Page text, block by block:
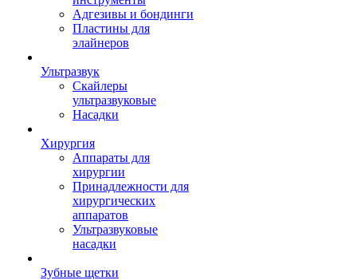
Адгезивы и бондинги
Пластины для
элайнеров
Ультразвук
Скайлеры
ультразвуковые
Насадки
Хирургия
Аппараты для
хирургии
Принадлежности для
хирургических
аппаратов
Ультразвуковые
насадки
Зубные щетки